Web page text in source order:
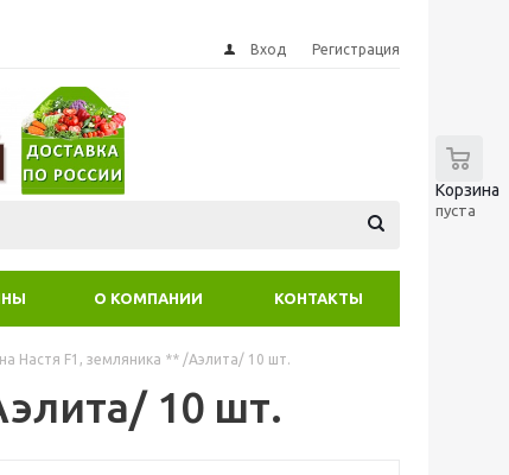
Вход Регистрация
Корзина
пуста
О КОМПАНИИ КОНТАКТЫ
Настя F1, земляника ** /Аэлита/ 10 шт.
10 шт.